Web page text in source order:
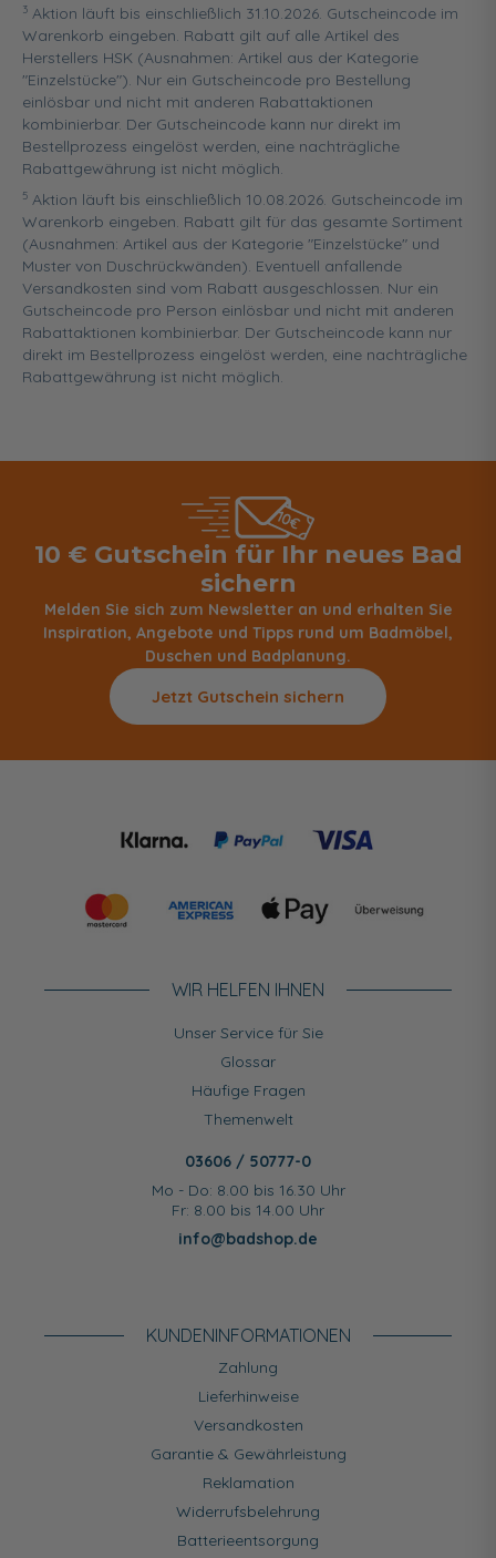
3 Aktion läuft bis einschließlich 31.10.2026. Gutscheincode im
Warenkorb eingeben. Rabatt gilt auf alle Artikel des
Herstellers HSK (Ausnahmen: Artikel aus der Kategorie
"Einzelstücke"). Nur ein Gutscheincode pro Bestellung
einlösbar und nicht mit anderen Rabattaktionen
kombinierbar. Der Gutscheincode kann nur direkt im
Bestellprozess eingelöst werden, eine nachträgliche
Rabattgewährung ist nicht möglich.
5 Aktion läuft bis einschließlich 10.08.2026. Gutscheincode im
Warenkorb eingeben. Rabatt gilt für das gesamte Sortiment
(Ausnahmen: Artikel aus der Kategorie "Einzelstücke" und
Muster von Duschrückwänden). Eventuell anfallende
Versandkosten sind vom Rabatt ausgeschlossen. Nur ein
Gutscheincode pro Person einlösbar und nicht mit anderen
Rabattaktionen kombinierbar. Der Gutscheincode kann nur
direkt im Bestellprozess eingelöst werden, eine nachträgliche
Rabattgewährung ist nicht möglich.
10 € Gutschein für Ihr neues Bad
sichern
Melden Sie sich zum Newsletter an und erhalten Sie
Inspiration, Angebote und Tipps rund um Badmöbel,
Duschen und Badplanung.
Jetzt Gutschein sichern
WIR HELFEN IHNEN
Unser Service für Sie
Glossar
Häufige Fragen
Themenwelt
03606 / 50777-0
Mo - Do: 8.00 bis 16.30 Uhr
Fr: 8.00 bis 14.00 Uhr
info@badshop.de
KUNDEN­INFORMATIONEN
Zahlung
Lieferhinweise
Versandkosten
Garantie & Gewährleistung
Reklamation
Widerrufsbelehrung
Batterieentsorgung